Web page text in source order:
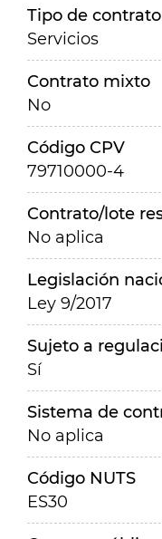
Tipo de contrato
Servicios
Contrato mixto
No
Código CPV
79710000-4
Contrato/lote
No aplica
Legislación
Ley 9/2017
Sujeto a
Sí
Sistema de
No aplica
Código NUTS
ES30